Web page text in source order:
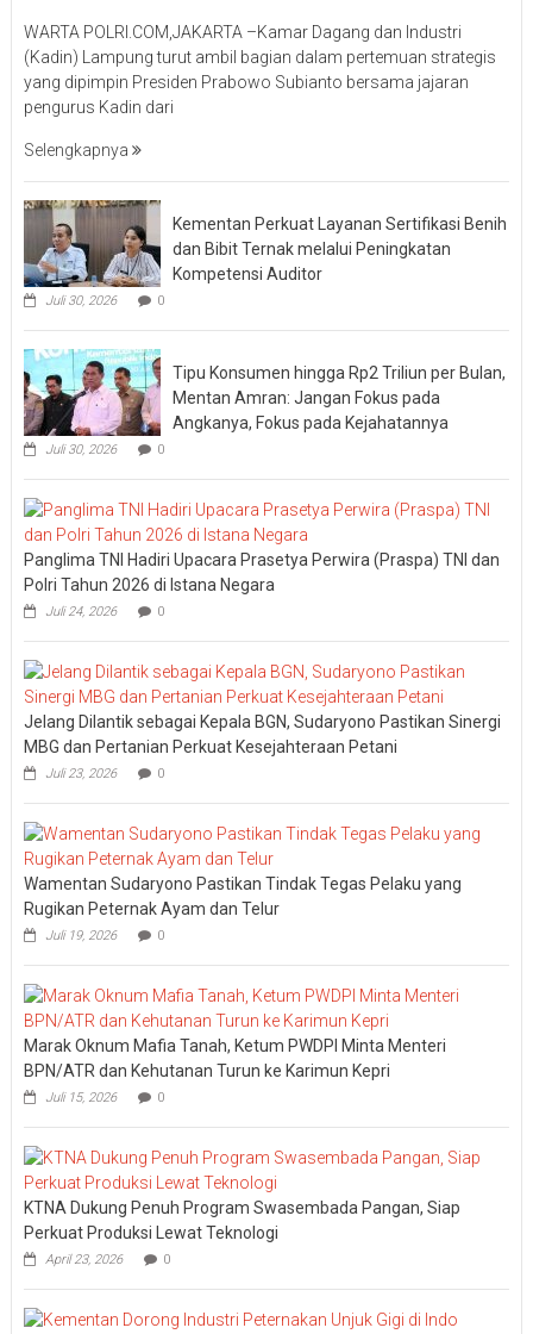
WARTA POLRI.COM,JAKARTA –Kamar Dagang dan Industri
(Kadin) Lampung turut ambil bagian dalam pertemuan strategis
yang dipimpin Presiden Prabowo Subianto bersama jajaran
pengurus Kadin dari
Selengkapnya
Kementan Perkuat Layanan Sertifikasi Benih
dan Bibit Ternak melalui Peningkatan
Kompetensi Auditor
Juli 30, 2026 0
Tipu Konsumen hingga Rp2 Triliun per Bulan,
Mentan Amran: Jangan Fokus pada
Angkanya, Fokus pada Kejahatannya
Juli 30, 2026 0
Panglima TNI Hadiri Upacara Prasetya Perwira (Praspa) TNI dan
Polri Tahun 2026 di Istana Negara
Juli 24, 2026 0
Jelang Dilantik sebagai Kepala BGN, Sudaryono Pastikan Sinergi
MBG dan Pertanian Perkuat Kesejahteraan Petani
Juli 23, 2026 0
Wamentan Sudaryono Pastikan Tindak Tegas Pelaku yang
Rugikan Peternak Ayam dan Telur
Juli 19, 2026 0
Marak Oknum Mafia Tanah, Ketum PWDPI Minta Menteri
BPN/ATR dan Kehutanan Turun ke Karimun Kepri
Juli 15, 2026 0
KTNA Dukung Penuh Program Swasembada Pangan, Siap
Perkuat Produksi Lewat Teknologi
April 23, 2026 0